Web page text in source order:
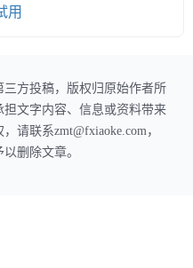
用
方投稿，版权归原始作者所
文字内容、信息或资料带来
请联系zmt@fxiaoke.com，
删除文章。